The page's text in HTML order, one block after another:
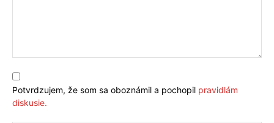
Potvrdzujem, že som sa oboznámil a pochopil pravidlám
diskusie.